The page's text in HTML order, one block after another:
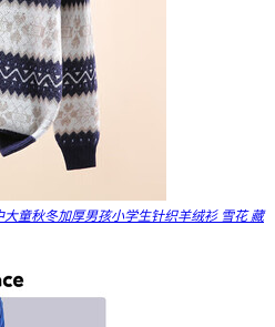
童秋冬加厚男孩小学生针织羊绒衫 雪花 藏